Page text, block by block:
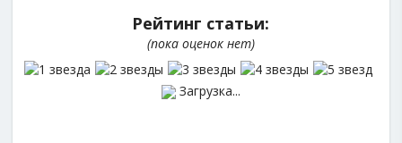
Рейтинг статьи:
(пока оценок нет)
Загрузка...